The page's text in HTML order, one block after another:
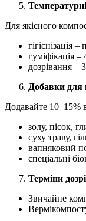
Для якісного
гігієнізація
гуміфікація –
дозрівання –
Добавки для
Додавайте 10–15%
золу, пісок,
суху траву,
вапняковий
спеціальні
Терміни
Звичайне